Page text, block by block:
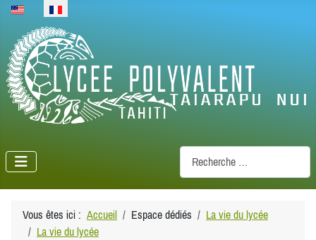
Sélectionnez votre langue
Vous êtes ici : Accueil Espace dédiés
La vie du lycée
La vie du lycée